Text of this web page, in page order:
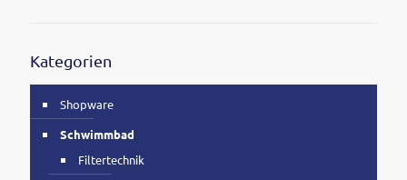
Kategorien
Shopware
Schwimmbad
Filtertechnik